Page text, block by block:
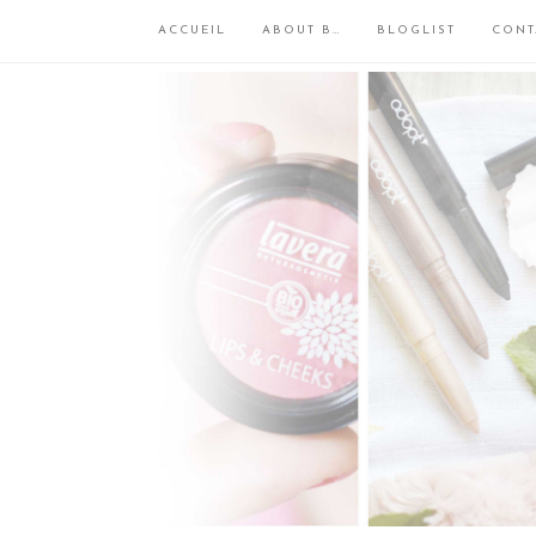
ACCUEIL ABOUT B… BLOGLIST